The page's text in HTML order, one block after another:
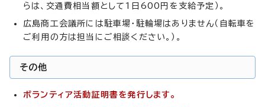
らは、交通費相当額として1日600円を支給予定）。
広島商工会議所には駐車場・駐輪場はありません（自転車を
ご利用の方は担当にご相談ください。）。
その他
ボランティア活動証明書を発行します。